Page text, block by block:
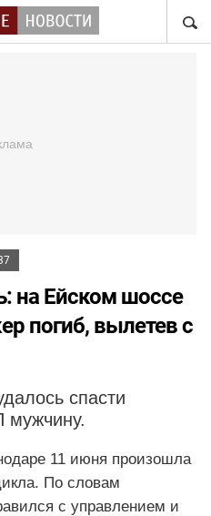
на Ейском шоссе
погиб, вылетев с
спасти
мужчину.
11 июня произошла
По словам
с управлением и